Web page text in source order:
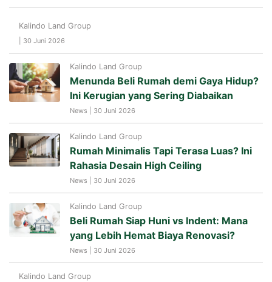
Kalindo Land Group
| 30 Juni 2026
Kalindo Land Group
Menunda Beli Rumah demi Gaya Hidup?
Ini Kerugian yang Sering Diabaikan
News | 30 Juni 2026
Kalindo Land Group
Rumah Minimalis Tapi Terasa Luas? Ini
Rahasia Desain High Ceiling
News | 30 Juni 2026
Kalindo Land Group
Beli Rumah Siap Huni vs Indent: Mana
yang Lebih Hemat Biaya Renovasi?
News | 30 Juni 2026
Kalindo Land Group